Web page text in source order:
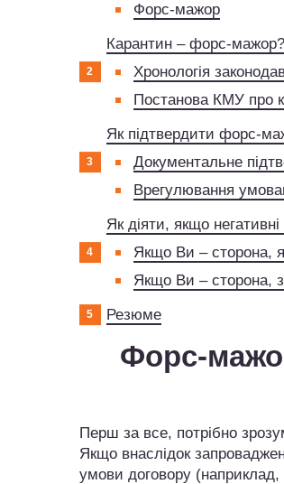
Форс-мажор
Карантин – форс-мажор?
Хронологія
Постанова КМУ про
Як підтвердити форс-
Документальне
Врегулювання
Як діяти, якщо
Якщо Ви – сторона,
Якщо Ви – сторона,
Резюме
Форс-
Перш за все, потрібно
Якщо внаслідок
умови договору (наприклад,